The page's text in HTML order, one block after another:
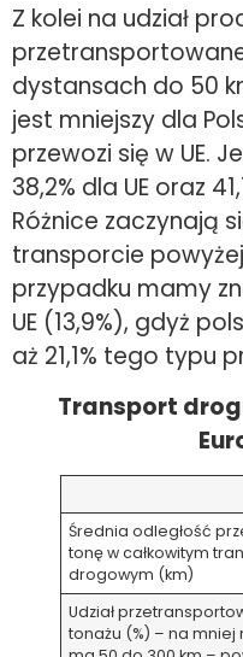
Z kolei na udział
dystansach do 50
jest mniejszy dla
przewozi się w UE.
38,2% dla UE oraz
Różnice zaczynają
transporcie
przypadku mamy
UE (13,9%), gdyż
aż 21,1% tego typu
Transport
Średnia odległość
tonę w całkowitym
drogowym (km)
Udział
tonażu (%) – na mniej